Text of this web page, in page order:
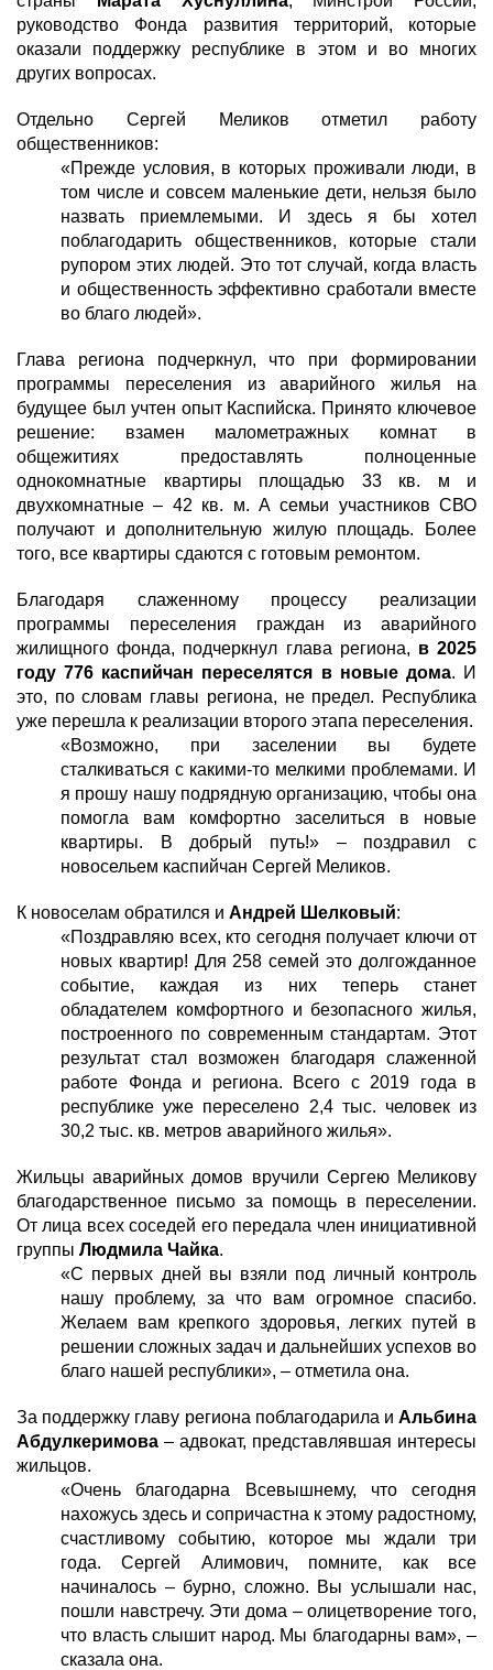
руководство Фонда развития территорий, которые
оказали поддержку республике в этом и во многих
других вопросах.
Отдельно Сергей Меликов отметил работу
общественников:
«Прежде условия, в которых проживали люди, в
том числе и совсем маленькие дети, нельзя было
назвать приемлемыми. И здесь я бы хотел
поблагодарить общественников, которые стали
рупором этих людей. Это тот случай, когда власть
и общественность эффективно сработали вместе
во благо людей».
Глава региона подчеркнул, что при формировании
программы переселения из аварийного жилья на
будущее был учтен опыт Каспийска. Принято ключевое
решение: взамен малометражных комнат в
общежитиях предоставлять полноценные
однокомнатные квартиры площадью 33 кв. м и
двухкомнатные – 42 кв. м. А семьи участников СВО
получают и дополнительную жилую площадь. Более
того, все квартиры сдаются с готовым ремонтом.
Благодаря слаженному процессу реализации
программы переселения граждан из аварийного
жилищного фонда, подчеркнул глава региона, в 2025
году 776 каспийчан переселятся в новые дома. И
это, по словам главы региона, не предел. Республика
уже перешла к реализации второго этапа переселения.
«Возможно, при заселении вы будете
сталкиваться с какими-то мелкими проблемами. И
я прошу нашу подрядную организацию, чтобы она
помогла вам комфортно заселиться в новые
квартиры. В добрый путь!» – поздравил с
новосельем каспийчан Сергей Меликов.
К новоселам обратился и Андрей Шелковый:
«Поздравляю всех, кто сегодня получает ключи от
новых квартир! Для 258 семей это долгожданное
событие, каждая из них теперь станет
обладателем комфортного и безопасного жилья,
построенного по современным стандартам. Этот
результат стал возможен благодаря слаженной
работе Фонда и региона. Всего с 2019 года в
республике уже переселено 2,4 тыс. человек из
30,2 тыс. кв. метров аварийного жилья».
Жильцы аварийных домов вручили Сергею Меликову
благодарственное письмо за помощь в переселении.
От лица всех соседей его передала член инициативной
группы Людмила Чайка.
«С первых дней вы взяли под личный контроль
нашу проблему, за что вам огромное спасибо.
Желаем вам крепкого здоровья, легких путей в
решении сложных задач и дальнейших успехов во
благо нашей республики», – отметила она.
За поддержку главу региона поблагодарила и Альбина
Абдулкеримова – адвокат, представлявшая интересы
жильцов.
«Очень благодарна Всевышнему, что сегодня
нахожусь здесь и сопричастна к этому радостному,
счастливому событию, которое мы ждали три
года. Сергей Алимович, помните, как все
начиналось – бурно, сложно. Вы услышали нас,
пошли навстречу. Эти дома – олицетворение того,
что власть слышит народ. Мы благодарны вам», –
сказала она.